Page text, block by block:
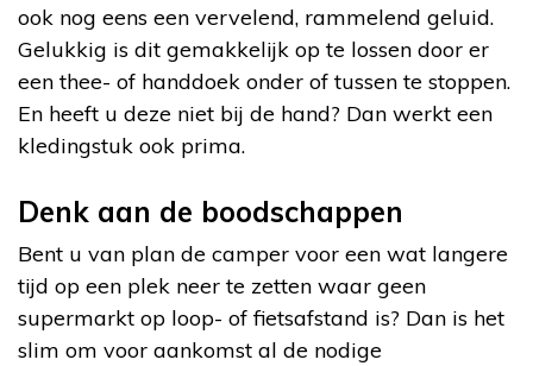
ook nog eens een vervelend, rammelend geluid.
Gelukkig is dit gemakkelijk op te lossen door er
een thee- of handdoek onder of tussen te stoppen.
En heeft u deze niet bij de hand? Dan werkt een
kledingstuk ook prima.
Denk aan de boodschappen
Bent u van plan de camper voor een wat langere
tijd op een plek neer te zetten waar geen
supermarkt op loop- of fietsafstand is? Dan is het
slim om voor aankomst al de nodige